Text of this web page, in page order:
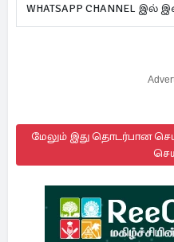
WHATSAPP CHANNEL
மேலும் இது தொடர்பான